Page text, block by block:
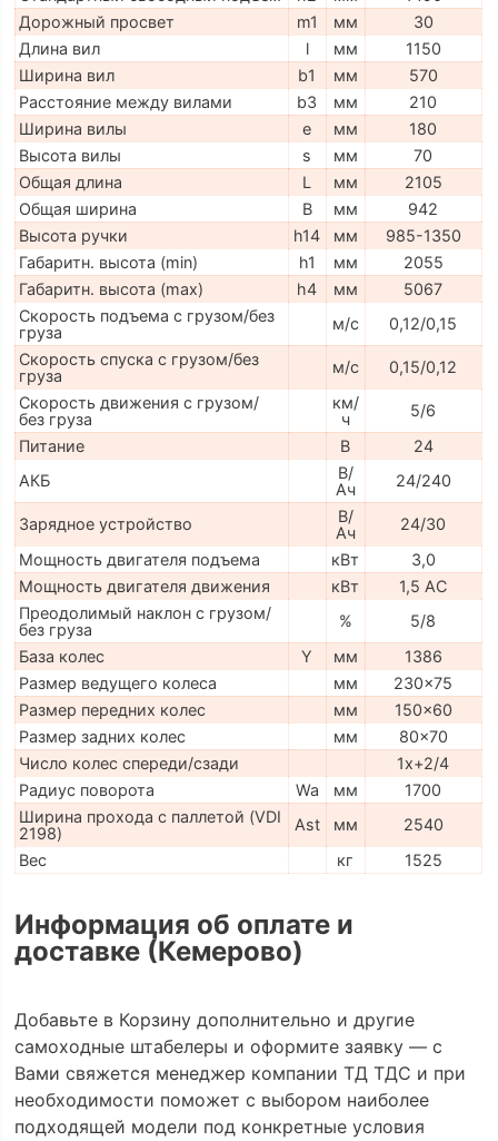
Дорожный просвет
m1 мм
30
Длина вил
l мм
1150
Ширина вил
b1 мм
570
Расстояние между вилами
b3 мм
210
Ширина вилы
e мм
180
Высота вилы
s мм
70
Общая длина
L мм
2105
Общая ширина
B мм
942
Высота ручки
h14 мм
985-1350
Габаритн. высота (min)
h1 мм
2055
Габаритн. высота (max)
h4 мм
5067
Скорость подъема с грузом/без
груза
м/с
0,12/0,15
Скорость спуска с грузом/без
груза
м/с
0,15/0,12
Скорость движения с грузом/
без груза
км/
ч
5/6
Питание
В
24
АКБ
В/
Ач
24/240
Зарядное устройство
В/
Ач
24/30
Мощность двигателя подъема
кВт
3,0
Мощность двигателя движения
кВт
1,5 AC
Преодолимый наклон с грузом/
без груза
%
5/8
База колес
Y мм
1386
Размер ведущего колеса
мм
230x75
Размер передних колес
мм
150x60
Размер задних колес
мм
80x70
Число колес спереди/сзади
1x+2/4
Радиус поворота
Wa мм
1700
Ширина прохода с паллетой (VDI
2198)
Ast мм
2540
Вес
кг 1525
Информация об оплате и
доставке (Кемерово)
Добавьте в Корзину дополнительно и другие
самоходные штабелеры и оформите заявку — с
Вами свяжется менеджер компании ТД ТДС и при
необходимости поможет с выбором наиболее
подходящей модели под конкретные условия